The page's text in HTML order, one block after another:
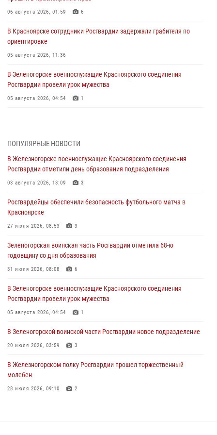
06 августа 2026, 01:59 6
В Красноярске сотрудники Росгвардии задержали грабителя по
ориентировке
05 августа 2026, 11:36
В Зеленогорске военнослужащие Красноярского соединения
Росгвардии провели урок мужества
05 августа 2026, 04:54 1
05 августа 2026, 04:52 1
В Красноярске сотрудники вневедомственной охраны Росгвардии
задержали подозреваемого в серии краж из гипермаркета
04 августа 2026, 09:57
Сотрудники Росгвардии обеспечили общественный порядок во
время проведения экстремального заплыва в Дудинке
04 августа 2026, 08:36
В Красноярске сотрудники Росгвардии задержали подозреваемого
в серии краж из супермаркета
04 августа 2026, 06:50
Военнослужащие Красноярского соединения Росгвардии
познакомили отдыхающих детей с тонкостями РХБ защиты
03 августа 2026, 13:12 2
ПОПУЛЯРНЫЕ НОВОСТИ
В Железногорске военнослужащие Красноярского соединения
Росгвардии отметили день образования подразделения
03 августа 2026, 13:09 3
Росгвардейцы обеспечили безопасность футбольного матча в
Красноярске
27 июля 2026, 08:53 3
Зеленогорская воинская часть Росгвардии отметила 68-ю
годовщину со дня образования
31 июля 2026, 08:08 6
В Зеленогорске военнослужащие Красноярского соединения
Росгвардии провели урок мужества
05 августа 2026, 04:54 1
В Зеленогорской воинской части Росгвардии новое подразделение
20 июля 2026, 03:59 3
В Железногорском полку Росгвардии прошел торжественный
молебен
28 июля 2026, 09:10 2
10 июля 2026, 06:18 4